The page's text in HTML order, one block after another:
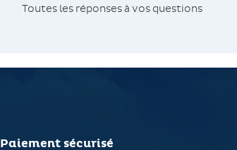
Toutes les réponses à vos questions
Paiement sécurisé